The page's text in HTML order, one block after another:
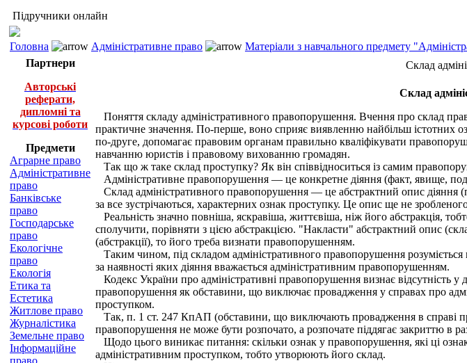
Підручники онлайн
Головна Адміністративне право Матеріали з навчального предмету
Партнери
Авторські
реферати,
дипломні та
курсові роботи
Предмети
Аграрне право
Адміністративне
право
Банківське
право
Господарське
право
Екологічне
право
Екологія
Етика та
Естетика
Житлове право
Журналістика
Земельне право
Інформаційне
право
Склад
Склад
Поняття складу адміністративного правопорушення. Вчення про склад
практичне значення. По-перше, воно сприяє виявленню найбільш істотних
по-друге, допомагає правовим органам правильно кваліфікувати
навчанню юристів і правовому вихованню громадян.
Так що ж таке склад проступку? Як він співвідноситься із самим
Адміністративне правопорушення — це конкретне діяння (факт, явище,
Склад адміністративного правопорушення — це абстрактний опис діяння
за все зустрічаються, характерних ознак проступку. Це опис ще не
Реальність значно повніша, яскравіша, життєвіша, ніж його абстракція,
сполучити, порівняти з цією абстракцією. "Накласти" абстрактний опис
(абстракції), то його треба визнати правопорушенням.
Таким чином, під складом адміністративного правопорушення
за наявності яких діяння вважається адміністративним правопорушенням.
Кодекс України про адміністративні правопорушення визнає відсутність
правопорушення як обставини, що виключає провадження у справах про
проступком.
Так, п. 1 ст. 247 КпАП (обставини, що виключають провадження в справі
правопорушення не може бути розпочато, а розпочате піддягає закриттю в
Щодо цього виникає питання: скільки ознак у правопорушення, які ці
адміністративним проступком, тобто утворюють його склад.